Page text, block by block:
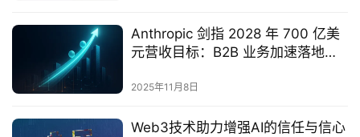
Anthropic 剑指 2028 年 700 亿美
元营收目标：B2B 业务加速落地驱
2025年11月8日
Web3技术助力增强AI的信任与信心‌